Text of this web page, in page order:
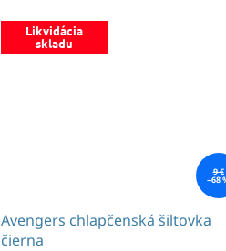
Likvidácia
skladu
9 €
–68
Avengers chlapčenská šiltovka
čierna